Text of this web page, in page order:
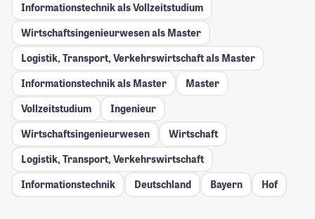
Informationstechnik als Vollzeitstudium
Wirtschaftsingenieurwesen als Master
Logistik, Transport, Verkehrswirtschaft als Master
Informationstechnik als Master
Master
Vollzeitstudium
Ingenieur
Wirtschaftsingenieurwesen
Wirtschaft
Logistik, Transport, Verkehrswirtschaft
Informationstechnik
Deutschland Bayern Hof